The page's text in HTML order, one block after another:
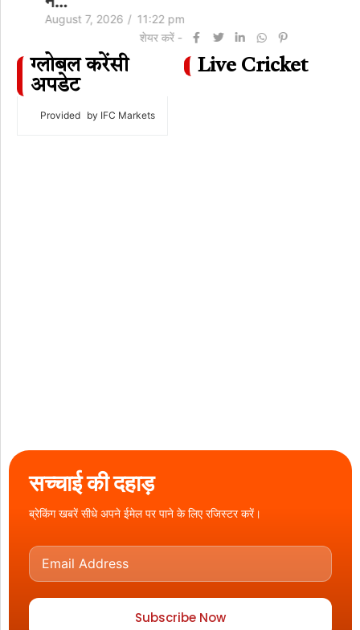
August 7, 2026
11:22 pm
शेयर करें -
ग्लोबल करेंसी
अपडेट
Provided by IFC Markets
Live Cricket
सच्चाई की दहाड़
ब्रेकिंग खबरें सीधे अपने ईमेल पर पाने के लिए रजिस्टर करें।
Subscribe Now